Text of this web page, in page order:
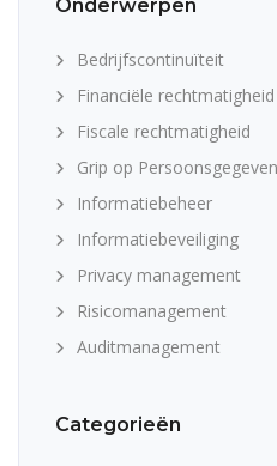
Onderwerpen
Bedrijfscontinuïteit
Financiële rechtmatigheid
Fiscale rechtmatigheid
Grip op
Informatiebeheer
Informatiebeveiliging
Privacy management
Risicomanagement
Auditmanagement
Categorieën